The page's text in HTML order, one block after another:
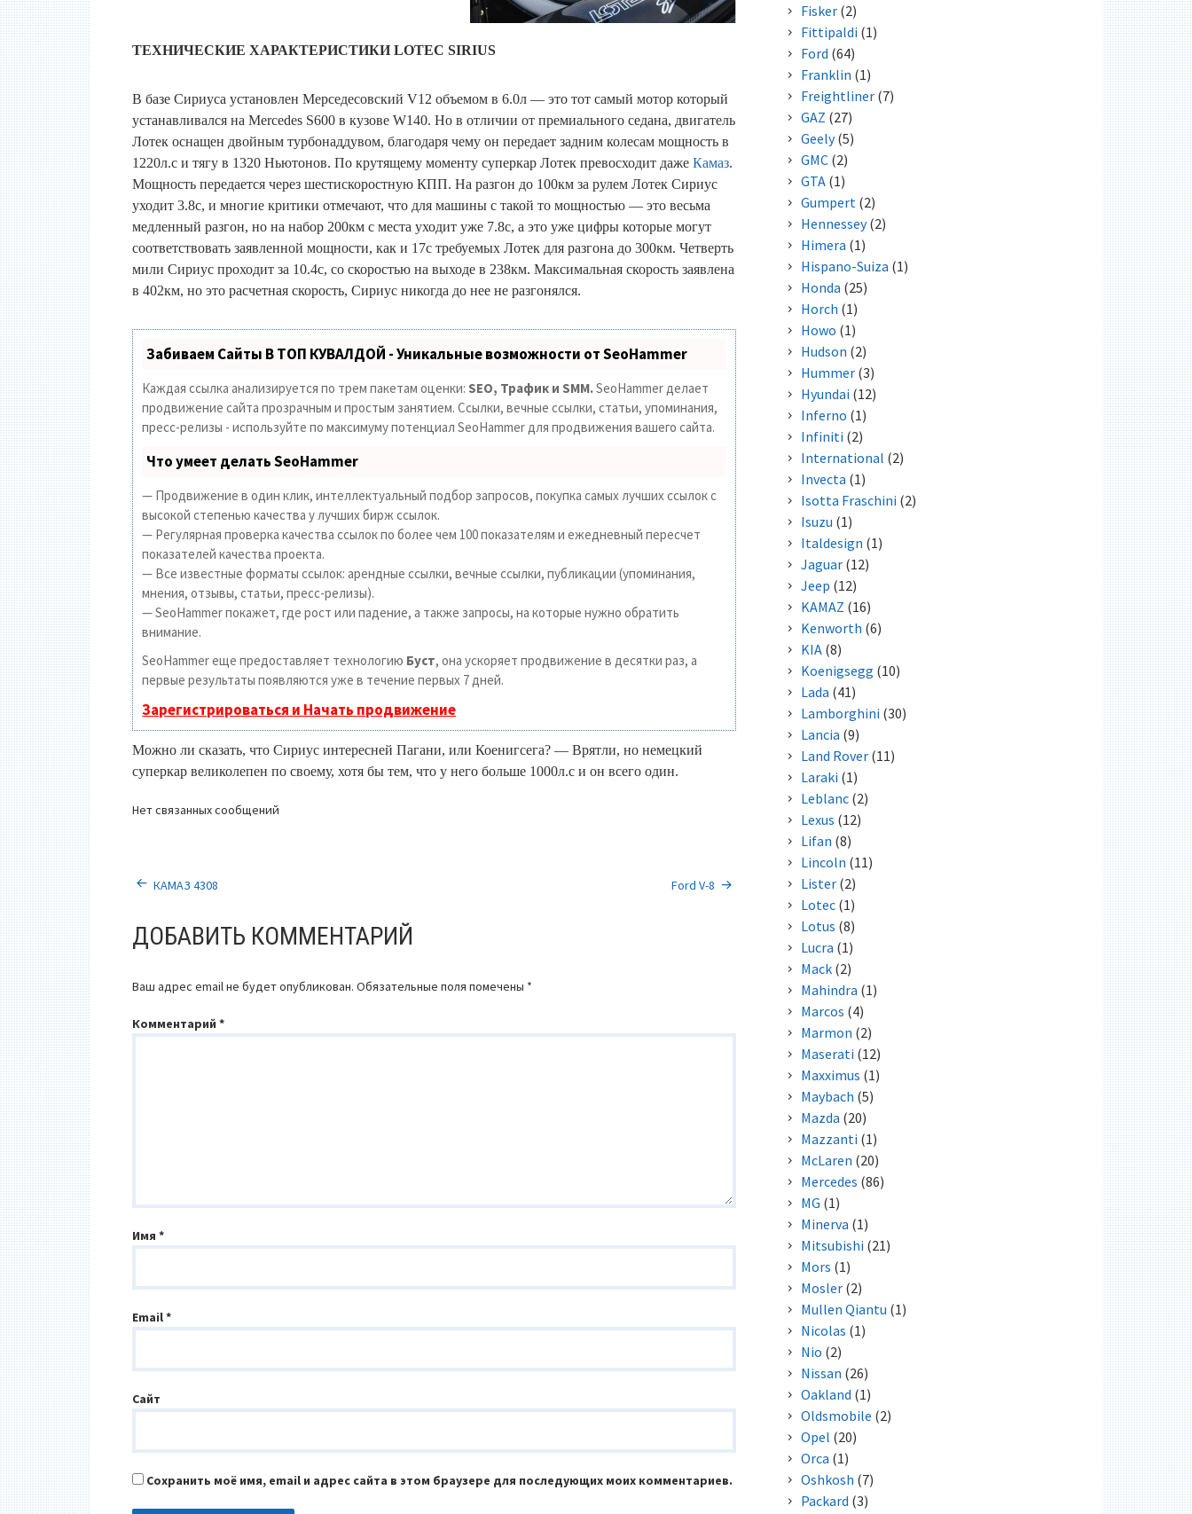
ТЕХНИЧЕСКИЕ ХАРАКТЕРИСТИКИ LOTEC SIRIUS
В базе Сириуса установлен Мерседесовский V12 объемом в 6.0л — это тот самый мотор который
устанавливался на Mercedes S600 в кузове W140. Но в отличии от премиального седана, двигатель
Лотек оснащен двойным турбонаддувом, благодаря чему он передает задним колесам мощность в
1220л.с и тягу в 1320 Ньютонов. По крутящему моменту суперкар Лотек превосходит дажеКамаз.
Мощность передается через шестискоростную КПП. На разгон до 100км за рулем Лотек Сириус
уходит 3.8с, и многие критики отмечают, что для машины с такой то мощностью — это весьма
медленный разгон, но на набор 200км с места уходит уже 7.8с, а это уже цифры которые могут
соответствовать заявленной мощности, как и 17с требуемых Лотек для разгона до 300км. Четверть
мили Сириус проходит за 10.4с, со скоростью на выходе в 238км. Максимальная скорость заявлена
в 402км, но это расчетная скорость, Сириус никогда до нее не разгонялся.
Забиваем Сайты В ТОП КУВАЛДОЙ - Уникальные возможности от SeoHammer
Каждая ссылка анализируется по трем пакетам оценки: SEO, Трафик и SMM.SeoHammer делает
продвижение сайта прозрачным и простым занятием. Ссылки, вечные ссылки, статьи, упоминания,
пресс-релизы - используйте по максимуму потенциал SeoHammer для продвижения вашего сайта.
Что умеет делать SeoHammer
— Продвижение в один клик, интеллектуальный подбор запросов, покупка самых лучших ссылок с
высокой степенью качества у лучших бирж ссылок.
— Регулярная проверка качества ссылок по более чем 100 показателям и ежедневный пересчет
показателей качества проекта.
— Все известные форматы ссылок: арендные ссылки, вечные ссылки, публикации (упоминания,
мнения, отзывы, статьи, пресс-релизы).
— SeoHammer покажет, где рост или падение, а также запросы, на которые нужно обратить
внимание.
SeoHammer еще предоставляет технологию Буст, она ускоряет продвижение в десятки раз, а
первые результаты появляются уже в течение первых 7 дней.
Зарегистрироваться и Начать продвижение
Можно ли сказать, что Сириус интересней Пагани, или Коенигсега? — Врятли, но немецкий
суперкар великолепен по своему, хотя бы тем, что у него больше 1000л.с и он всего один.
Нет связанных сообщений
НАВИГАЦИЯ
ПО
ЗАПИСЯМ
КАМАЗ 4308 Ford V-8
ДОБАВИТЬ КОММЕНТАРИЙ
Ваш адрес email не будет опубликован.Обязательные поля помечены *
Комментарий*
Имя*
Email*
Сайт
Сохранить моё имя, email и адрес сайта в этом браузере для последующих моих комментариев.
Fisker(2)
Fittipaldi (1)
Ford (64)
Franklin (1)
Freightliner(7)
GAZ (27)
Geely(5)
GMC(2)
GTA(1)
Gumpert (2)
Hennessey(2)
Himera (1)
Hispano-Suiza (1)
Honda (25)
Horch (1)
Howo (1)
Hudson (2)
Hummer(3)
Hyundai (12)
Inferno (1)
Infiniti (2)
International (2)
Invecta (1)
Isotta Fraschini (2)
Isuzu (1)
Italdesign (1)
Jaguar(12)
Jeep (12)
KAMAZ (16)
Kenworth (6)
KIA(8)
Koenigsegg (10)
Lada (41)
Lamborghini (30)
Lancia (9)
Land Rover(11)
Laraki (1)
Leblanc(2)
Lexus (12)
Lifan (8)
Lincoln (11)
Lister(2)
Lotec(1)
Lotus (8)
Lucra (1)
Mack(2)
Mahindra (1)
Marcos (4)
Marmon (2)
Maserati (12)
Maxximus (1)
Maybach (5)
Mazda (20)
Mazzanti (1)
McLaren (20)
Mercedes (86)
MG (1)
Minerva (1)
Mitsubishi (21)
Mors (1)
Mosler(2)
Mullen Qiantu (1)
Nicolas (1)
Nio (2)
Nissan (26)
Oakland (1)
Oldsmobile (2)
Opel (20)
Orca (1)
Oshkosh (7)
Packard (3)